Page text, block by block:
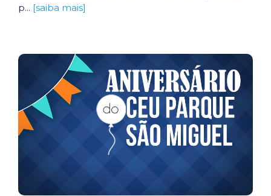
p... [saiba mais]